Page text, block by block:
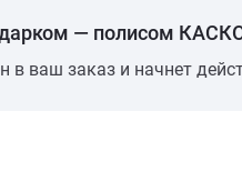
— полисом
в ваш заказ и начнет